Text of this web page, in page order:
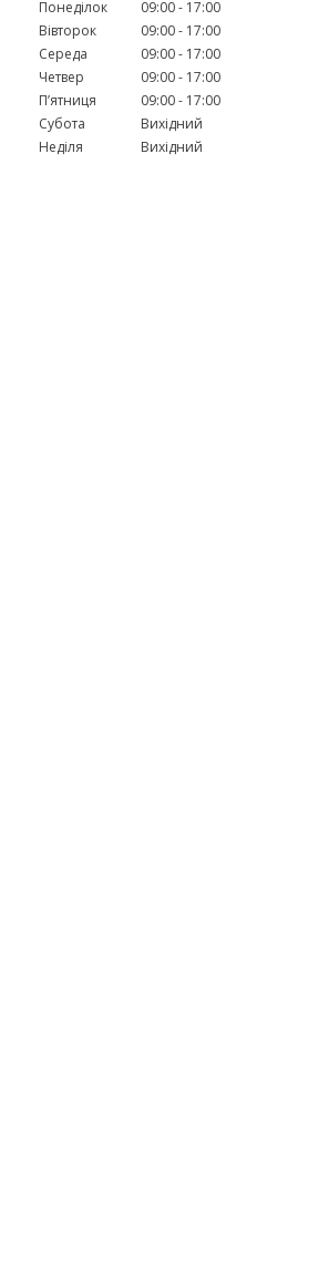
Понеділок 09:00
17:00
Вівторок
09:00
17:00
Середа
09:00
17:00
Четвер
09:00
17:00
Пʼятниця
09:00
17:00
Субота
Вихідний
Неділя
Вихідний